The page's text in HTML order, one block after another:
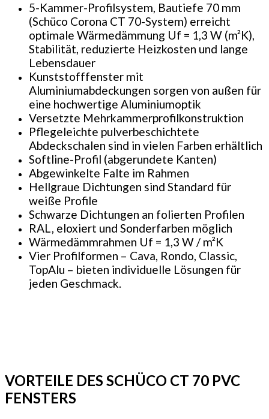
5-Kammer-Profilsystem, Bautiefe 70 mm
(Schüco Corona CT 70-System) erreicht
optimale Wärmedämmung Uf = 1,3 W (m²K),
Stabilität, reduzierte Heizkosten und lange
Lebensdauer
Kunststofffenster mit
Aluminiumabdeckungen sorgen von außen für
eine hochwertige Aluminiumoptik
Versetzte Mehrkammerprofilkonstruktion
Pflegeleichte pulverbeschichtete
Abdeckschalen sind in vielen Farben erhältlich
Softline-Profil (abgerundete Kanten)
Abgewinkelte Falte im Rahmen
Hellgraue Dichtungen sind Standard für
weiße Profile
Schwarze Dichtungen an folierten Profilen
RAL, eloxiert und Sonderfarben möglich
Wärmedämmrahmen Uf = 1,3 W / m²K
Vier Profilformen – Cava, Rondo, Classic,
TopAlu – bieten individuelle Lösungen für
jeden Geschmack.
VORTEILE DES SCHÜCO CT 70 PVC
FENSTERS